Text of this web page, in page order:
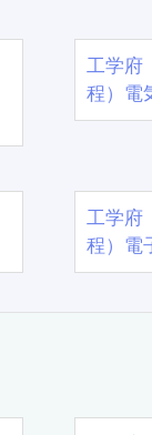
工学
程）電
工学
程）電